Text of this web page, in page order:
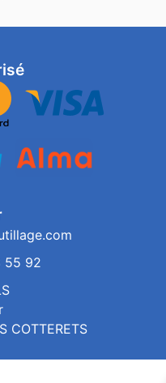
55 92
COTTERETS